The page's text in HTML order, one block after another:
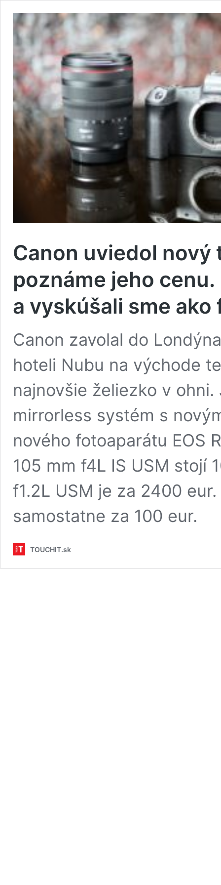
Canon uviedol
poznáme jeho cenu.
a vyskúšali sme ako
Canon zavolal do
hoteli Nubu na východe
najnovšie želiezko v
mirrorless systém s
nového fotoaparátu EOS
105 mm f4L IS USM stojí
f1.2L USM je za 2400
samostatne za 100 eur.
TOUCHIT.sk